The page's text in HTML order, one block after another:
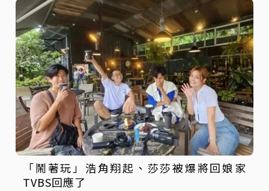
「鬧著玩」浩角翔起、莎莎被爆將回娘家
TVBS回應了